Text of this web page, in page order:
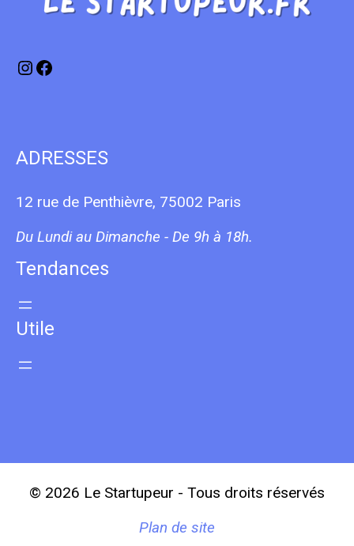
Instagram
Facebook
ADRESSES
12 rue de Penthièvre, 75002 Paris
Du Lundi au Dimanche - De 9h à 18h.
Tendances
Utile
© 2026 Le Startupeur - Tous droits réservés
Plan de site